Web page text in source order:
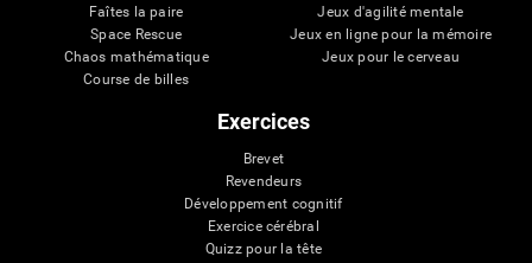
Faîtes la paire
Space Rescue
Chaos mathématique
Course de billes
Jeux d'agilité mentale
Jeux en ligne pour la mémoire
Jeux pour le cerveau
Exercices
Brevet
Revendeurs
Développement cognitif
Exercice cérébral
Quizz pour la tête